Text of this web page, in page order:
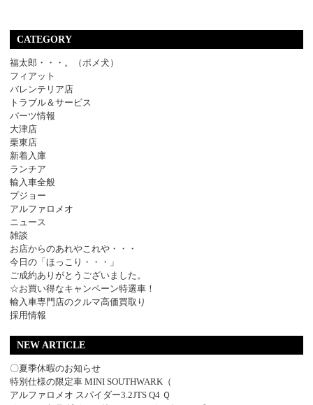
CATEGORY
福太郎・・・。（ポメ犬）
フィアット
バレンテリア店
トラブル＆サービス
パーツ情報
大津店
栗東店
新着入庫
ランチア
輸入車全般
プジョー
アルファロメオ
ニュース
雑談
お店からのあれやこれや・・・
今日の「ほっこり・・・」
ご成約ありがとうございました。
☆お買い得なキャンペーン特選車！
輸入車専門店のクルマ高価買取り
採用情報
NEW ARTICLE
〇夏季休暇のお知らせ
特別仕様の限定車 MINI SOUTHWARK（
アルファロメオ スパイダー3.2JTS Q4 Ｑ